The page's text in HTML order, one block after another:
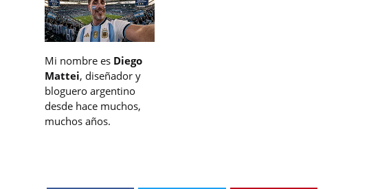
Mi nombre es Diego
Mattei, diseñador y
bloguero argentino
desde hace muchos,
muchos años.